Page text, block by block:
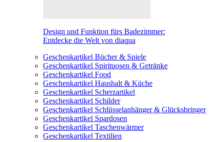
Design und Funktion fürs Badezimmer:
Entdecke die Welt von diaqua
Geschenkartikel Bücher & Spiele
Geschenkartikel Spirituosen & Getränke
Geschenkartikel Food
Geschenkartikel Haushalt & Küche
Geschenkartikel Scherzartikel
Geschenkartikel Schilder
Geschenkartikel Schlüsselanhänger & Glücksbringer
Geschenkartikel Spardosen
Geschenkartikel Taschenwärmer
Geschenkartikel Textilien